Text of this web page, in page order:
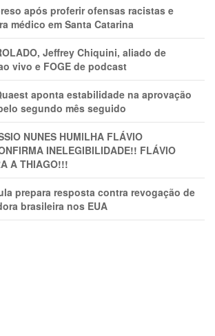
após proferir ofensas racistas e
médico em Santa Catarina
Jeffrey Chiquini, aliado de
vivo e FOGE de podcast
aponta estabilidade na aprovação
segundo mês seguido
NUNES HUMlLHA FLÁVIO
INELEGIBILIDADE!! FLÁVIO
A THIAGO!!!
prepara resposta contra revogação de
brasileira nos EUA